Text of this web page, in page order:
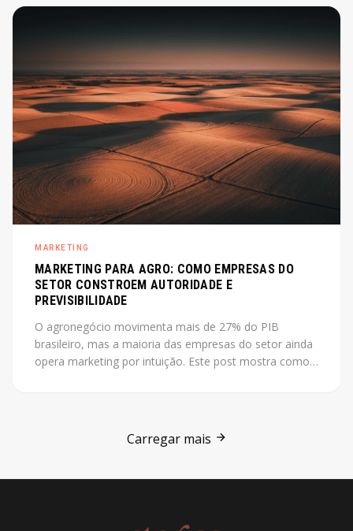
montar um sistema, industrializar. Só que esse instinto,
a empresa ainda precisa descobrir.
MARKETING
MARKETING PARA AGRO: COMO EMPRESAS DO
SETOR CONSTROEM AUTORIDADE E
PREVISIBILIDADE
O agronegócio movimenta mais de 27% do PIB
brasileiro, mas a maioria das empresas do setor ainda
opera marketing por intuição. Este post mostra como
Carregar mais